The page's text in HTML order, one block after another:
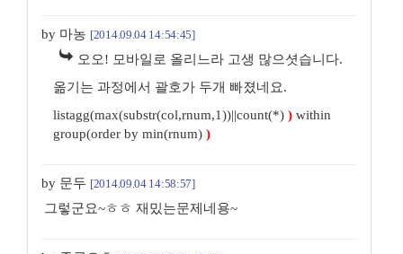
by 마농 [2014.09.04 14:54:45]
오오! 모바일로 올리느라 고생 많으셧습니다.
옮기는 과정에서 괄호가 두개 빠졌네요.
listagg(max(substr(col,rnum,1))||count(*) ) within
group(order by min(rnum) )
by 문두 [2014.09.04 14:58:57]
그렇군요~ㅎㅎ 재밌는문제네용~